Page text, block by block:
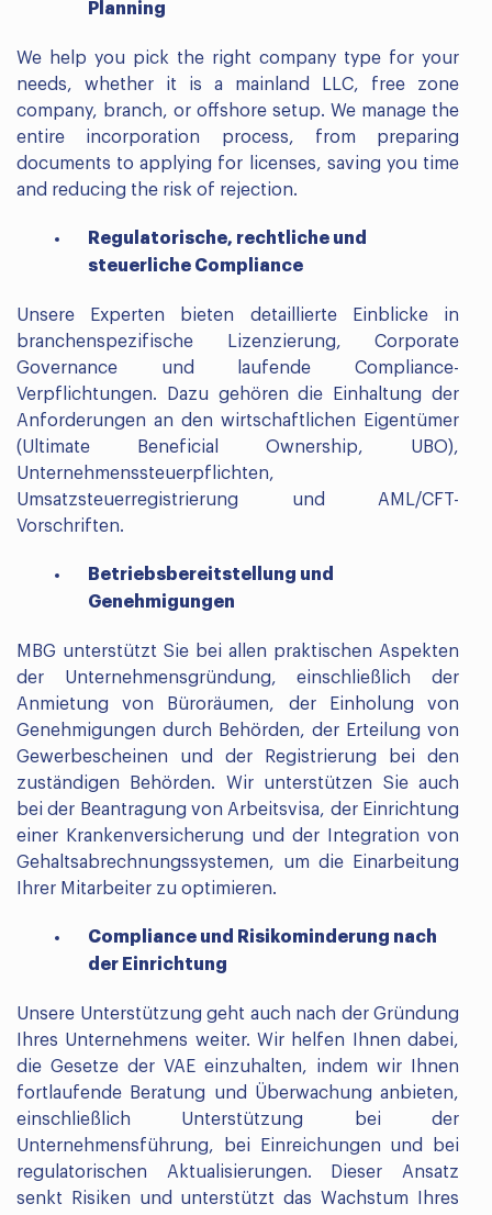
Planning
We help you pick the right company type for your
needs, whether it is a mainland LLC, free zone
company, branch, or offshore setup. We manage the
entire incorporation process, from preparing
documents to applying for licenses, saving you time
and reducing the risk of rejection.
Regulatorische, rechtliche und
steuerliche Compliance
Unsere Experten bieten detaillierte Einblicke in
branchenspezifische Lizenzierung, Corporate
Governance und laufende Compliance-
Verpflichtungen. Dazu gehören die Einhaltung der
Anforderungen an den wirtschaftlichen Eigentümer
(Ultimate Beneficial Ownership, UBO),
Unternehmenssteuerpflichten,
Umsatzsteuerregistrierung und AML/CFT-
Vorschriften.
Betriebsbereitstellung und
Genehmigungen
MBG unterstützt Sie bei allen praktischen Aspekten
der Unternehmensgründung, einschließlich der
Anmietung von Büroräumen, der Einholung von
Genehmigungen durch Behörden, der Erteilung von
Gewerbescheinen und der Registrierung bei den
zuständigen Behörden. Wir unterstützen Sie auch
bei der Beantragung von Arbeitsvisa, der Einrichtung
einer Krankenversicherung und der Integration von
Gehaltsabrechnungssystemen, um die Einarbeitung
Ihrer Mitarbeiter zu optimieren.
Compliance und Risikominderung nach
der Einrichtung
Unsere Unterstützung geht auch nach der Gründung
Ihres Unternehmens weiter. Wir helfen Ihnen dabei,
die Gesetze der VAE einzuhalten, indem wir Ihnen
fortlaufende Beratung und Überwachung anbieten,
einschließlich Unterstützung bei der
Unternehmensführung, bei Einreichungen und bei
regulatorischen Aktualisierungen. Dieser Ansatz
senkt Risiken und unterstützt das Wachstum Ihres